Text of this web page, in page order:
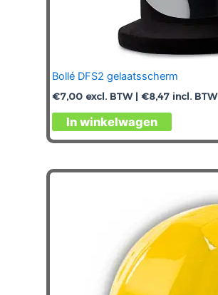
Bollé DFS2 gelaatsscherm
€7,00 excl. BTW | €8,47 incl. BTW
In winkelwagen